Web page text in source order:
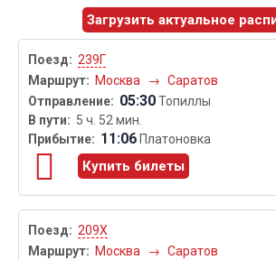
Загрузить актуальное
239Г
Москва
→ Саратов
05:30Топиллы
5 ч. 52 мин.
11:06 Платоновка
Купить билеты
209Х
Москва
→ Саратов